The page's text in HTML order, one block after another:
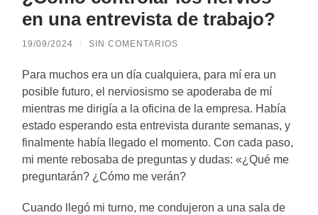
en una entrevista de trabajo?
19/09/2024 / SIN COMENTARIOS
Para muchos era un día cualquiera, para mí era un
posible futuro, el nerviosismo se apoderaba de mí
mientras me dirigía a la oficina de la empresa. Había
estado esperando esta entrevista durante semanas, y
finalmente había llegado el momento. Con cada paso,
mi mente rebosaba de preguntas y dudas: «¿Qué me
preguntarán? ¿Cómo me verán?
Cuando llegó mi turno, me condujeron a una sala de